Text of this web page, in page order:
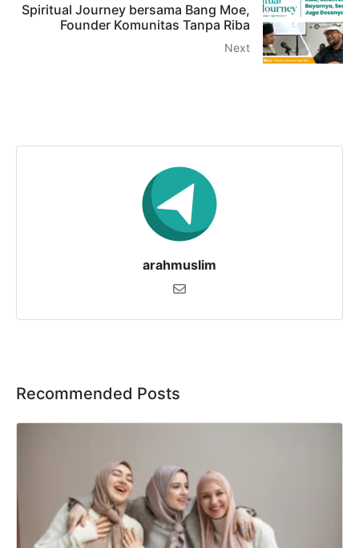
Spiritual Journey bersama Bang Moe,
Founder Komunitas Tanpa Riba
Next
arahmuslim
Recommended Posts